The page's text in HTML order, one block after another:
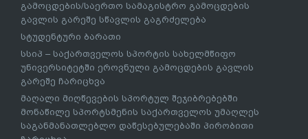
გამოცდების/საერთო სამაგისტრო გამოცდების
გავლის გარეშე სწავლის გაგრძელება
სტუდენტური ბარათი
სსიპ – საქართველოს სპორტის სახელმწიფო
უნივერსიტეტში ეროვნული გამოცდების გავლის
გარეშე ჩარიცხვა
მაღალი მიღწევების სპორტულ შეჯიბრებებში
მონაწილე სპორტსმენის საქართველოს უმაღლეს
საგანმანათლებლო დაწესებულებაში პირობითი